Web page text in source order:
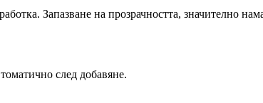
Запазване на прозрачността, значително
след добавяне.